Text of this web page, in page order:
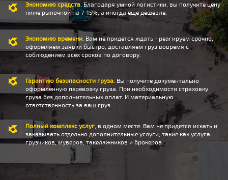
Экономию средств. Благодаря умной логистики, вы получите цену
ниже рыночной на 7-15%, а иногда еще дешевле.
Экономию времени . Вам не придется ждать - реагируем срочно,
оформляем заявки быстро, доставляем груз вовремя с
соблюдением всех сроков по договору.
Гарантию безопасности груза . Вы получите документально
оформленную перевозку груза. При необходимости страховку
груза без дополнительных оплат. И материальную
ответственность за ваш груз.
Полный комплекс услуг , в одном месте. Вам не придется искать и
заказывать отдельно дополнительные услуги, такие как услуга
грузчиков, муверов, такелажников и брокеров.